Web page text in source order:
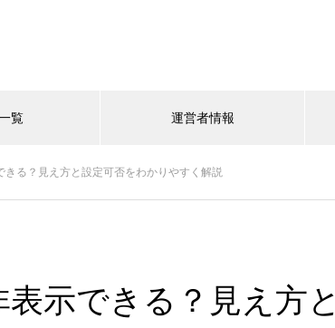
覧 運営者情報
る？見え方と設定可否をわかりやすく解説
示できる？見え方と